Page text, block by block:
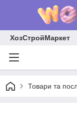
ХозСтройМаркет
Товари та